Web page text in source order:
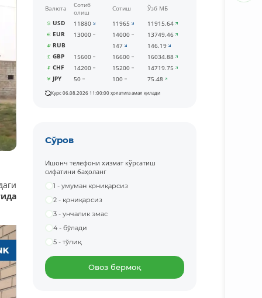
Валюта
Сотиб
олиш
Сотиш
Ўзб МБ
USD
11880 11965
11915.64
EUR
13000 14000
13749.46
RUB
147
146.19
GBP
15600 16600
16034.88
CHF
14200 15200
14719.75
JPY
50 100 75.48
Курс 06.08.2026 11:00:00 ҳолатига амал қилади
Сўров
Ишонч телефони хизмат кўрсатиш
сифатини баҳоланг
1 - умуман қониқарсиз
2 - қониқарсиз
3 - унчалик эмас
4 - бўлади
5 - тўлиқ
Овоз бермоқ